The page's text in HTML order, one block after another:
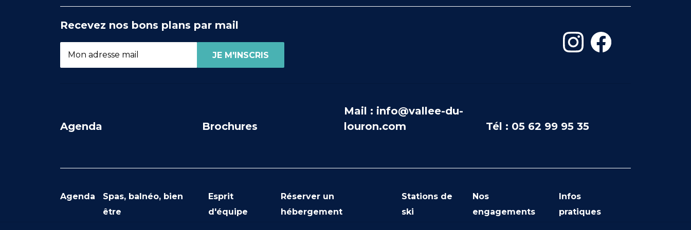
Recevez nos bons plans par mail
Agenda Brochures
Mail : info@vallee-du-
louron.com
Tél : 05 62 99 95 35
Agenda
Spas, balnéo, bien
être
Esprit
d'équipe
Réserver un
hébergement
Stations de
ski
Nos
engagements
Infos
pratiques